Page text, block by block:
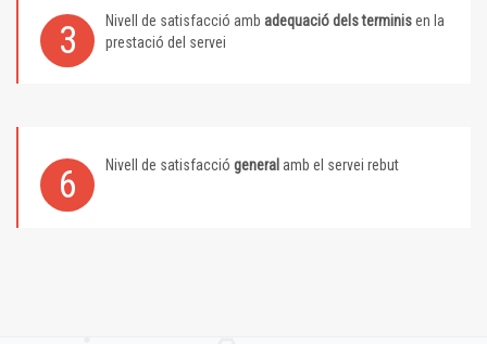
3 Nivell de satisfacció amb adequació dels terminisen la
prestació del servei
6 Nivell de satisfacció general amb el servei rebut